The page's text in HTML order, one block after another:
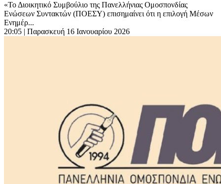
«Το Διοικητικό Συμβούλιο της Πανελλήνιας Ομοσπονδίας
Ενώσεων Συντακτών (ΠΟΕΣΥ) επισημαίνει ότι η επιλογή Μέσων
Ενημέρ...
20:05 | Παρασκευή 16 Ιανουαρίου 2026